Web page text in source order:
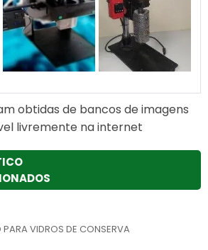
obtidas de bancos de imagens
livremente na internet
VIDROS DE CONSERVA